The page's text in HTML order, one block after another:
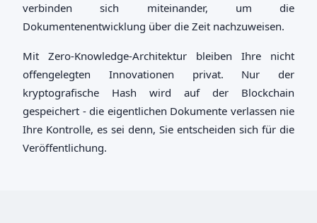
verbinden sich miteinander, um die
Dokumentenentwicklung über die Zeit nachzuweisen.
Mit Zero-Knowledge-Architektur bleiben Ihre nicht
offengelegten Innovationen privat. Nur der
kryptografische Hash wird auf der Blockchain
gespeichert - die eigentlichen Dokumente verlassen nie
Ihre Kontrolle, es sei denn, Sie entscheiden sich für die
Veröffentlichung.